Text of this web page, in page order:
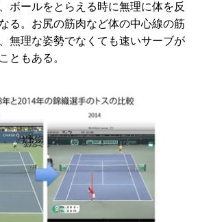
ボールをとらえる時に無理に体を反
る。お尻の筋肉など体の中心線の筋
無理な姿勢でなくても速いサーブが
ともある。